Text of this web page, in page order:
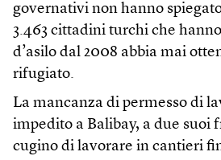
governativi non hanno
3.463 cittadini turchi che
d’asilo dal 2008 abbia mai
rifugiato.
La mancanza di permesso di
impedito a Balibay, a due suoi
cugino di lavorare in cantieri